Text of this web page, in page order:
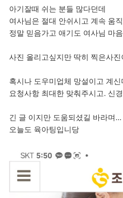
아기잘때 쉬는 분들 많다던데
여사님은 절대 안쉬시고 계속 움
정말 믿음가고 애기도 여사님 마
사진 올리고싶지만 딱히 찍은사
혹시나 도우미업체 망설이고 계
요청사항 최대한 맞춰주시고. 신
긴 글 이지만 도움되셨길 바라며...
오늘도 육아팅입니당